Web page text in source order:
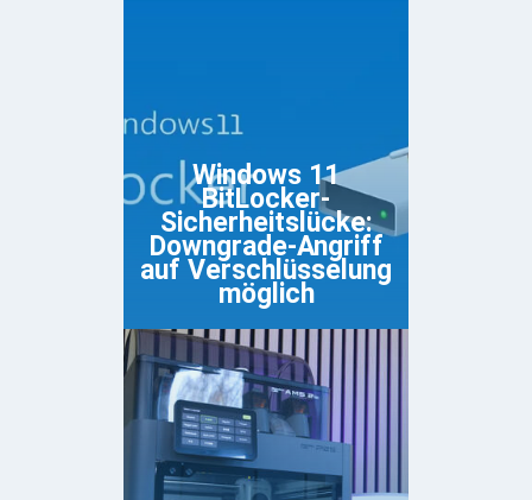
Windows 11
BitLocker-
Sicherheitslücke:
Downgrade-Angriff
auf Verschlüsselung
möglich